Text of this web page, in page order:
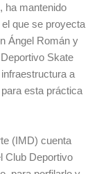
ha mantenido
que se proyecta
Ángel Román y
Skate
a
esta práctica
(IMD) cuenta
Club Deportivo